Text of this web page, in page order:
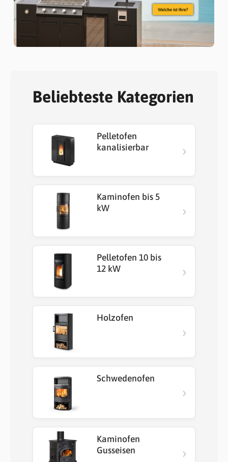
Beliebteste Kategorien
Pelletofen
kanalisierbar
›
Kaminofen bis 5
kW
›
Pelletofen 10 bis
12 kW
›
Holzofen
›
Schwedenofen
›
Kaminofen
Gusseisen
›